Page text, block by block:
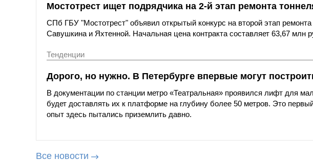
Мостотрест ищет подрядчика на 2-й этап ремонта
СПб ГБУ "Мостотрест" объявил открытый конкурс на второй этап
Савушкина и Яхтенной. Начальная цена контракта составляет 63,67 млн
Тенденции
Дорого, но нужно. В Петербурге впервые могут
В документации по станции метро «Театральная» проявился лифт для
будет доставлять их к платформе на глубину более 50 метров. Это
опыт здесь пытались приземлить давно.
Все новости